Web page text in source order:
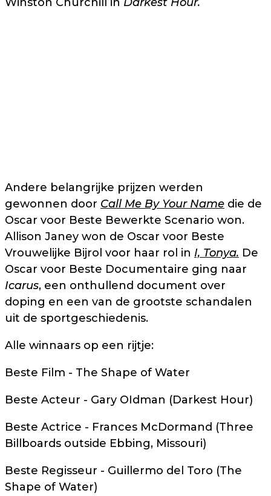
Andere belangrijke prijzen werden
gewonnen door Call Me By Your Name die de
Oscar voor Beste Bewerkte Scenario won.
Allison Janey won de Oscar voor Beste
Vrouwelijke Bijrol voor haar rol in I, Tonya. De
Oscar voor Beste Documentaire ging naar
Icarus, een onthullend document over
doping en een van de grootste schandalen
uit de sportgeschiedenis.
Alle winnaars op een rijtje:
Beste Film - The Shape of Water
Beste Acteur - Gary OIdman (Darkest Hour)
Beste Actrice - Frances McDormand (Three
Billboards outside Ebbing, Missouri)
Beste Regisseur - Guillermo del Toro (The
Shape of Water)